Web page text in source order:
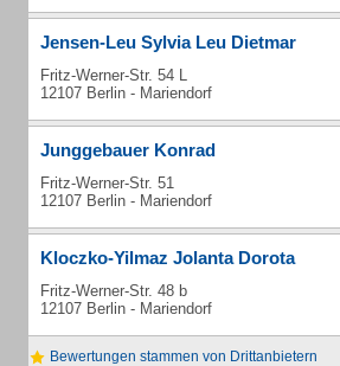
Jensen-Leu Sylvia Leu Dietmar
Fritz-Werner-Str. 54 L
12107 Berlin - Mariendorf
Junggebauer Konrad
Fritz-Werner-Str. 51
12107 Berlin - Mariendorf
Kloczko-Yilmaz Jolanta Dorota
Fritz-Werner-Str. 48 b
12107 Berlin - Mariendorf
Bewertungen stammen von Drittanbietern